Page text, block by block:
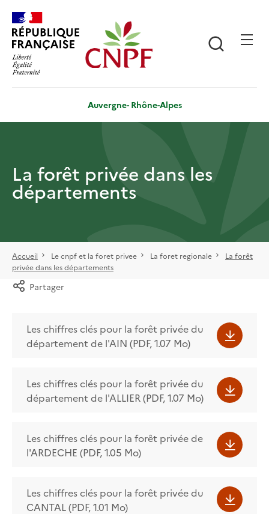
contenu
principal
Auvergne- Rhône-Alpes
La forêt privée dans les
départements
Accueil Le cnpf et la foret privee La foret regionale
La forêt
privée dans les départements
Partager
Les chiffres clés pour la forêt privée du
département de l'AIN (PDF, 1.07 Mo)
Les chiffres clés pour la forêt privée du
département de l'ALLIER (PDF, 1.07 Mo)
Les chiffres clés pour la forêt privée de
l'ARDECHE (PDF, 1.05 Mo)
Les chiffres clés pour la forêt privée du
CANTAL (PDF, 1.01 Mo)